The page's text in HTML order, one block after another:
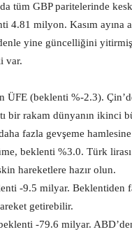
tüm GBP paritelerinde
4.81 milyon. Kasım
yine güncelliğini
var.
(beklenti %-2.3).
bir rakam dünyanın ikinci
fazla gevşeme
beklenti %3.0. Türk
hareketlere hazır olun.
-9.5 milyar. Beklentiden
getirebilir.
-79.6 milyar.